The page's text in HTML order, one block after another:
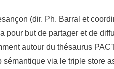
(dir. Ph. Barral et
pour but de partager et de
autour du thésaurus
sémantique via le triple store